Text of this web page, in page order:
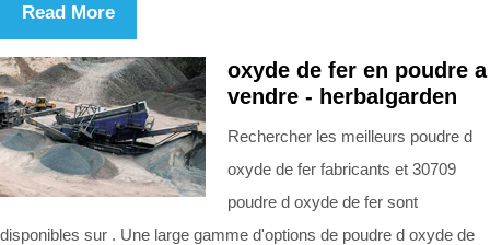
Read More
oxyde de fer en poudre a
vendre - herbalgarden
Rechercher les meilleurs poudre d
oxyde de fer fabricants et 30709
poudre d oxyde de fer sont
disponibles sur . Une large gamme d'options de poudre d oxyde de